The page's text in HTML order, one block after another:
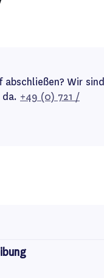
abschließen? Wir sind
da. +49 (0) 721 /